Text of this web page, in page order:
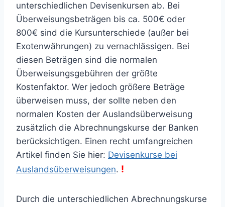
unterschiedlichen Devisenkursen ab. Bei
Überweisungsbeträgen bis ca. 500€ oder
800€ sind die Kursunterschiede (außer bei
Exotenwährungen) zu vernachlässigen. Bei
diesen Beträgen sind die normalen
Überweisungsgebühren der größte
Kostenfaktor. Wer jedoch größere Beträge
überweisen muss, der sollte neben den
normalen Kosten der Auslandsüberweisung
zusätzlich die Abrechnungskurse der Banken
berücksichtigen. Einen recht umfangreichen
Artikel finden Sie hier: Devisenkurse bei
Auslandsüberweisungen. !
Durch die unterschiedlichen Abrechnungskurse